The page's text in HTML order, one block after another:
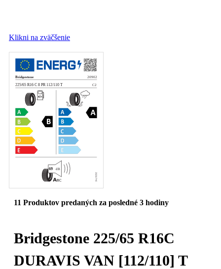
Klikni na zväčšenie
11 Produktov predaných za posledné 3 hodiny
Bridgestone 225/65 R16C
DURAVIS VAN [112/110] T